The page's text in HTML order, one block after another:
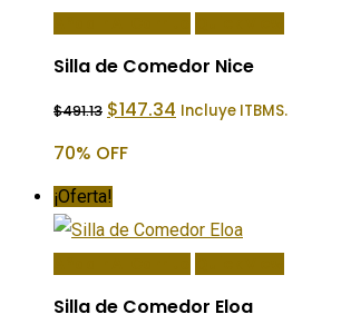
Silla de Comedor Nice
$491.13 El
precio
era:
$147.34 El
precio
Incluye ITBMS.
70% OFF
¡Oferta!
Silla de Comedor Eloa